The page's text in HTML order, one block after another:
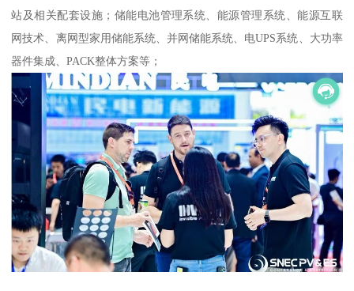
站及相关配套设施；储能电池管理系统、能源管理系统、能源互联
网技术、离网型家用储能系统、并网储能系统、电UPS系统、大功率
器件集成、PACK整体方案等；